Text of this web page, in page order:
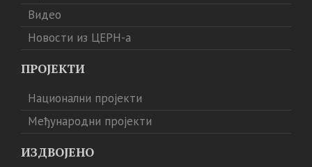
Видео
Новости из ЦЕРН-а
ПРОЈЕКТИ
Национални пројекти
Међународни пројекти
ИЗДВОЈЕНО